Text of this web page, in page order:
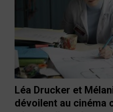
Léa Drucker et
dévoilent au cinéma